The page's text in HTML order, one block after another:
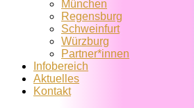
München
Regensburg
Schweinfurt
Würzburg
Partner*innen
Infobereich
Aktuelles
Kontakt